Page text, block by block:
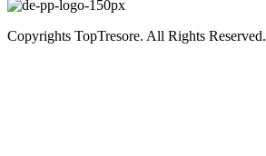
Copyrights TopTresore. All Rights Reserved.